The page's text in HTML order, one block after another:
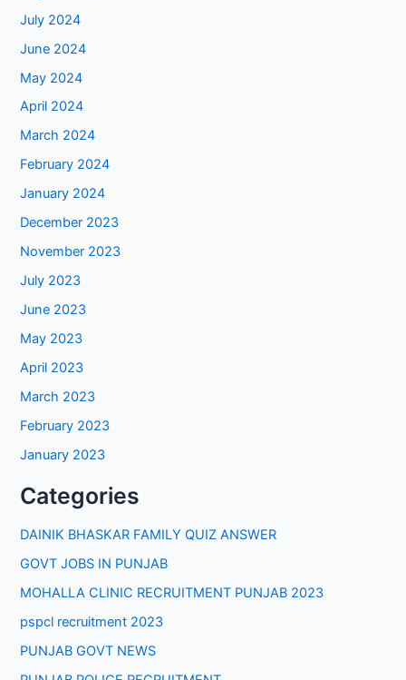
July 2024
June 2024
May 2024
April 2024
March 2024
February 2024
January 2024
December 2023
November 2023
July 2023
June 2023
May 2023
April 2023
March 2023
February 2023
January 2023
Categories
DAINIK BHASKAR FAMILY QUIZ ANSWER
GOVT JOBS IN PUNJAB
MOHALLA CLINIC RECRUITMENT PUNJAB 2023
pspcl recruitment 2023
PUNJAB GOVT NEWS